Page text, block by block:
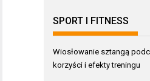
SPORT I FITNESS
Wiosłowanie sztangą
korzyści i efekty treningu